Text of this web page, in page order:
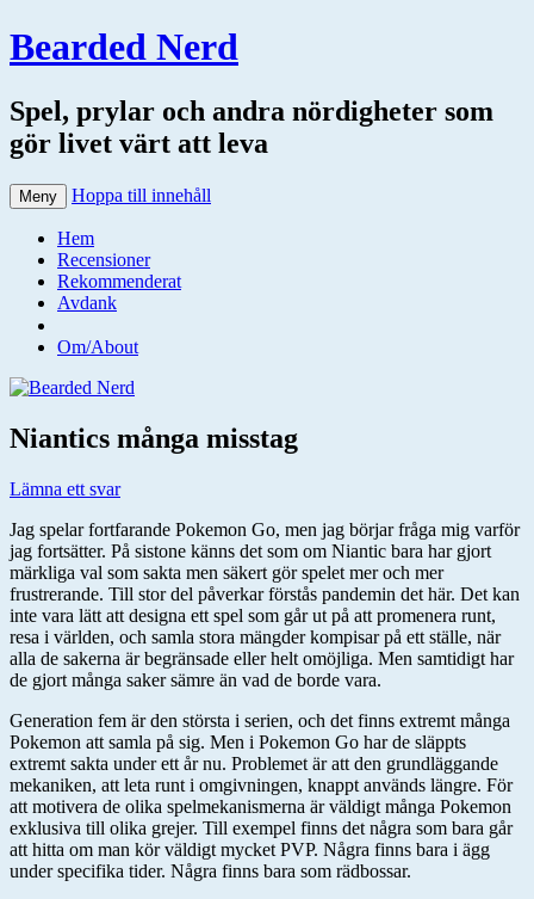
Bearded Nerd
Spel, prylar och andra nördigheter som
gör livet värt att leva
Meny Hoppa till innehåll
Hem
Recensioner
Rekommenderat
Avdank
Om/About
Niantics många misstag
Lämna ett svar
Jag spelar fortfarande Pokemon Go, men jag börjar fråga mig varför
jag fortsätter. På sistone känns det som om Niantic bara har gjort
märkliga val som sakta men säkert gör spelet mer och mer
frustrerande. Till stor del påverkar förstås pandemin det här. Det kan
inte vara lätt att designa ett spel som går ut på att promenera runt,
resa i världen, och samla stora mängder kompisar på ett ställe, när
alla de sakerna är begränsade eller helt omöjliga. Men samtidigt har
de gjort många saker sämre än vad de borde vara.
Generation fem är den största i serien, och det finns extremt många
Pokemon att samla på sig. Men i Pokemon Go har de släppts
extremt sakta under ett år nu. Problemet är att den grundläggande
mekaniken, att leta runt i omgivningen, knappt används längre. För
att motivera de olika spelmekanismerna är väldigt många Pokemon
exklusiva till olika grejer. Till exempel finns det några som bara går
att hitta om man kör väldigt mycket PVP. Några finns bara i ägg
under specifika tider. Några finns bara som rädbossar.